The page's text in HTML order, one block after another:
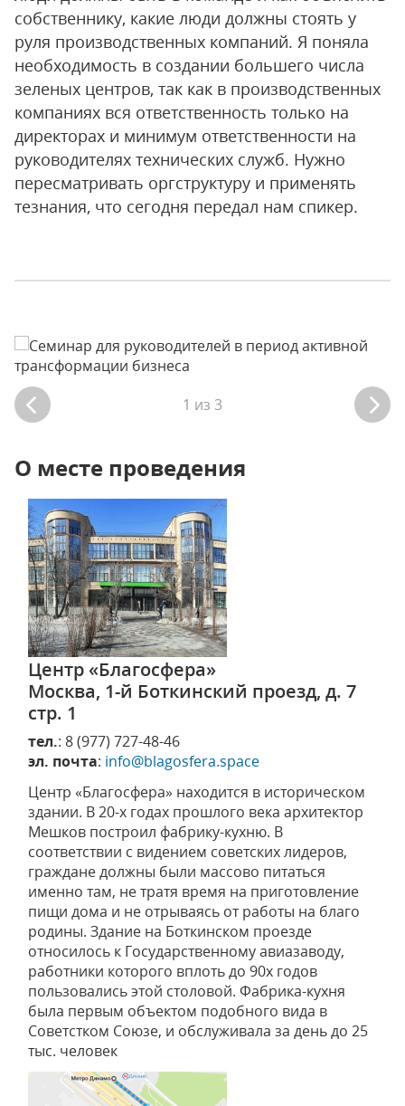
собственнику, какие люди должны стоять у
руля производственных компаний. Я поняла
необходимость в создании большего числа
зеленых центров, так как в производственных
компаниях вся ответственность только на
директорах и минимум ответственности на
руководителях технических служб. Нужно
пересматривать оргструктуру и применять
тезнания, что сегодня передал нам спикер.
1 из 3
О месте проведения
Центр «Благосфера»
Москва, 1-й Боткинский проезд, д. 7
стр. 1
тел.: 8 (977) 727-48-46
эл. почта: info@blagosfera.space
Центр «Благосфера» находится в историческом
здании. В 20-х годах прошлого века архитектор
Мешков построил фабрику-кухню. В
соответствии с видением советских лидеров,
граждане должны были массово питаться
именно там, не тратя время на приготовление
пищи дома и не отрываясь от работы на благо
родины. Здание на Боткинском проезде
относилось к Государственному авиазаводу,
работники которого вплоть до 90х годов
пользовались этой столовой. Фабрика-кухня
была первым объектом подобного вида в
Советстком Союзе, и обслуживала за день до 25
тыс. человек